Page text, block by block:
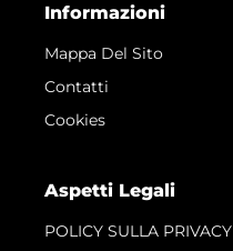
Informazioni
Mappa Del Sito
Contatti
Cookies
Aspetti Legali
POLICY SULLA PRIVACY